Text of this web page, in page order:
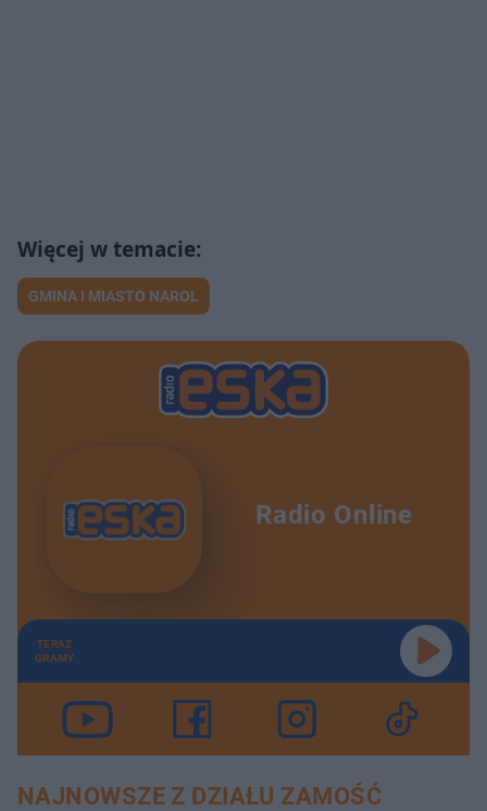
GMINA I MIASTO NAROL
Radio Online
TERAZ
GRAMY
NAJNOWSZE Z DZIAŁU ZAMOŚĆ